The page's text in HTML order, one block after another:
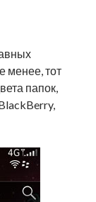
менее, тот
папок,